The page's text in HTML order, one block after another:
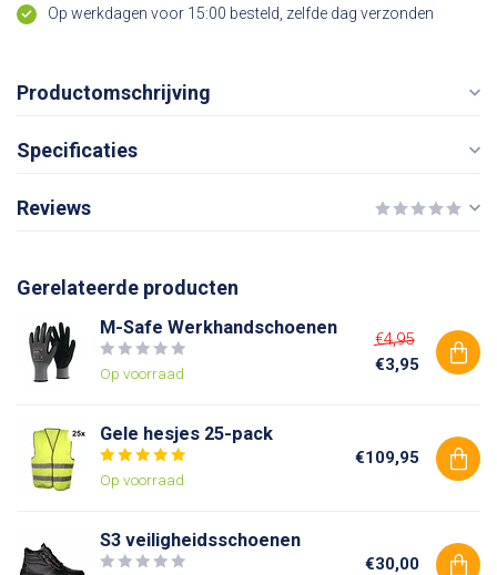
Op werkdagen voor 15:00 besteld, zelfde dag verzonden
Productomschrijving
Specificaties
Reviews
Gerelateerde producten
M-Safe Werkhandschoenen
Op voorraad
€4,95
€3,95
Gele hesjes 25-pack
Op voorraad
€109,95
S3 veiligheidsschoenen
€30,00